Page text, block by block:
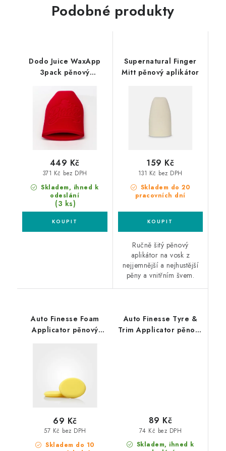
Podobné produkty
Dodo Juice WaxApp
3pack pěnový
Skladem, ihned k
odeslání
(3 ks)
371 Kč bez DPH
449 Kč
Supernatural Finger
Mitt pěnový aplikátor
Skladem do 20
pracovních dní
131 Kč bez DPH
159 Kč
Ručně šitý pěnový
aplikátor na vosk z
nejjemnější a nejhustější
pěny a vnitřním švem.
Auto Finesse Foam
Applicator pěnový
Skladem do 10
57 Kč bez DPH
69 Kč
Auto Finesse Tyre &
Trim Applicator pěnový
Skladem, ihned k
74 Kč bez DPH
89 Kč